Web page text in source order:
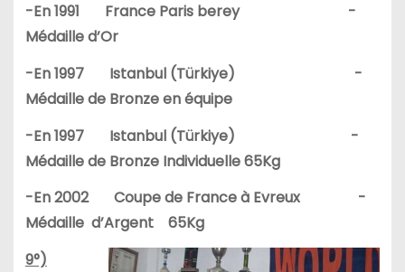
-En 1991 France Paris berey -
Médaille d’Or
-En 1997 Istanbul (Türkiye) -
Médaille de Bronze en équipe
-En 1997 Istanbul (Türkiye) -
Médaille de Bronze Individuelle 65Kg
-En 2002 Coupe de France à Evreux -
Médaille d’Argent 65Kg
9°)